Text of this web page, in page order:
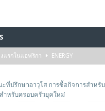
แรกในแอฟริกา
ENERGY
Future of Memory and Storage
ที่ปรึกษาอาวุโส การซื้อกิจการสำหรับ
ำหรับครอบครัวยุคใหม่